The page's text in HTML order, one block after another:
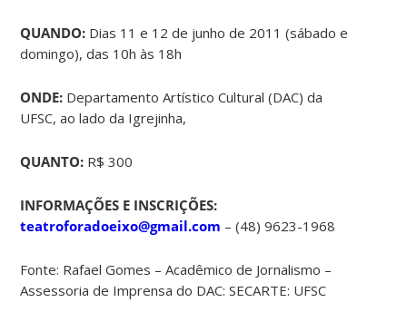
QUANDO: Dias 11 e 12 de junho de 2011 (sábado e
domingo), das 10h às 18h
ONDE: Departamento Artístico Cultural (DAC) da
UFSC, ao lado da Igrejinha,
QUANTO: R$ 300
INFORMAÇÕES E INSCRIÇÕES:
teatroforadoeixo@gmail.com – (48) 9623-1968
Fonte: Rafael Gomes – Acadêmico de Jornalismo –
Assessoria de Imprensa do DAC: SECARTE: UFSC